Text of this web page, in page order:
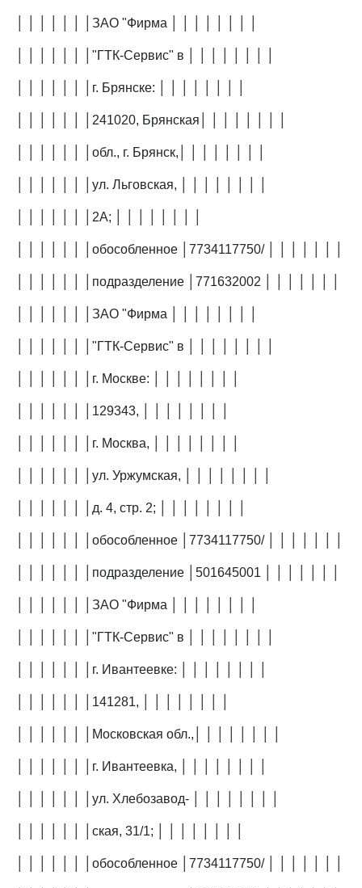
│ │ │ │ │ │ │ЗАО "Фирма │ │ │ │ │ │ │ │
│ │ │ │ │ │ │"ГТК-Сервис" в │ │ │ │ │ │ │ │
│ │ │ │ │ │ │г. Брянске: │ │ │ │ │ │ │ │
│ │ │ │ │ │ │241020, Брянская│ │ │ │ │ │ │ │
│ │ │ │ │ │ │обл., г. Брянск,│ │ │ │ │ │ │ │
│ │ │ │ │ │ │ул. Льговская, │ │ │ │ │ │ │ │
│ │ │ │ │ │ │2А; │ │ │ │ │ │ │ │
│ │ │ │ │ │ │обособленное │7734117750/ │ │ │ │ │ │ │
│ │ │ │ │ │ │подразделение │771632002 │ │ │ │ │ │ │
│ │ │ │ │ │ │ЗАО "Фирма │ │ │ │ │ │ │ │
│ │ │ │ │ │ │"ГТК-Сервис" в │ │ │ │ │ │ │ │
│ │ │ │ │ │ │г. Москве: │ │ │ │ │ │ │ │
│ │ │ │ │ │ │129343, │ │ │ │ │ │ │ │
│ │ │ │ │ │ │г. Москва, │ │ │ │ │ │ │ │
│ │ │ │ │ │ │ул. Уржумская, │ │ │ │ │ │ │ │
│ │ │ │ │ │ │д. 4, стр. 2; │ │ │ │ │ │ │ │
│ │ │ │ │ │ │обособленное │7734117750/ │ │ │ │ │ │ │
│ │ │ │ │ │ │подразделение │501645001 │ │ │ │ │ │ │
│ │ │ │ │ │ │ЗАО "Фирма │ │ │ │ │ │ │ │
│ │ │ │ │ │ │"ГТК-Сервис" в │ │ │ │ │ │ │ │
│ │ │ │ │ │ │г. Ивантеевке: │ │ │ │ │ │ │ │
│ │ │ │ │ │ │141281, │ │ │ │ │ │ │ │
│ │ │ │ │ │ │Московская обл.,│ │ │ │ │ │ │ │
│ │ │ │ │ │ │г. Ивантеевка, │ │ │ │ │ │ │ │
│ │ │ │ │ │ │ул. Хлебозавод- │ │ │ │ │ │ │ │
│ │ │ │ │ │ │ская, 31/1; │ │ │ │ │ │ │ │
│ │ │ │ │ │ │обособленное │7734117750/ │ │ │ │ │ │ │